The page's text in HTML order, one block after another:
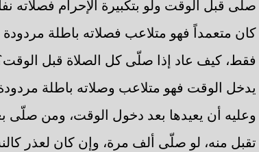
صلّى قبل الوقت ولو بتكبيرة الإحرام
كان متعمداً فهو متلاعب فصلاته باطلة مردودة
فقط، كيف عاد إذا صلّى كل الصلاة قبل
يدخل الوقت فهو متلاعب وصلاته باطلة
وعليه أن يعيدها بعد دخول الوقت، ومن صلّى
تقبل منه، لو صلّى ألف مرة، وإن كان لعذر